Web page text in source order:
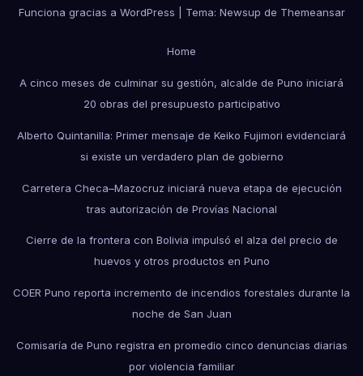
Funciona gracias a WordPress Tema: Newsup de Themeansar
Home
A cinco meses de culminar su gestión, alcalde de Puno iniciará
20 obras del presupuesto participativo
Alberto Quintanilla: Primer mensaje de Keiko Fujimori evidenciará
si existe un verdadero plan de gobierno
Carretera Checa–Mazocruz iniciará nueva etapa de ejecución
tras autorización de Provías Nacional
Cierre de la frontera con Bolivia impulsó el alza del precio de
huevos y otros productos en Puno
COER Puno reporta incremento de incendios forestales durante la
noche de San Juan
Comisaría de Puno registra en promedio cinco denuncias diarias
por violencia familiar